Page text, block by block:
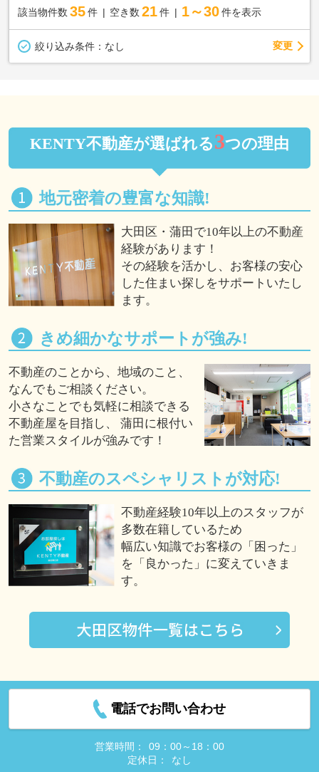
該当物件数 35件 空き数 21 件 1～30 件を表示
絞り込み条件： なし 変更
KENTY不動産が選ばれる3つの理由
地元密着の豊富な知識!
大田区・蒲田で10年以上の不動産
経験があります！
その経験を活かし、お客様の安心
した住まい探しをサポートいたし
ます。
きめ細かなサポートが強み!
不動産のことから、地域のこと、
なんでもご相談ください。
小さなことでも気軽に相談できる
不動産屋を目指し、 蒲田に根付い
た営業スタイルが強みです！
不動産のスペシャリストが対応!
不動産経験10年以上のスタッフが
多数在籍しているため
幅広い知識でお客様の「困った」
を「良かった」に変えていきま
す。
電話でお問い合わせ
営業時間：
09：00～18：00
定休日：
なし